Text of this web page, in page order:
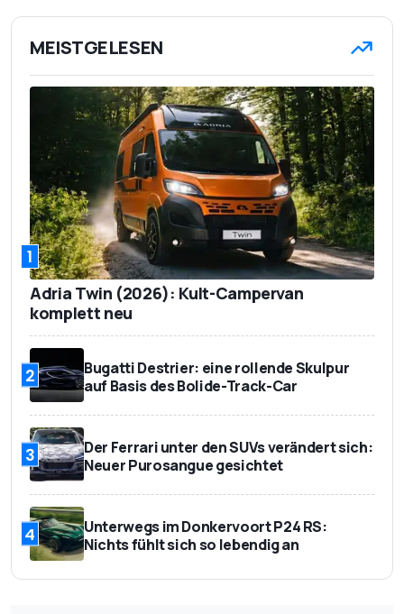
MEISTGELESEN
1
Adria Twin (2026): Kult-Campervan
komplett neu
2
Bugatti Destrier: eine rollende Skulpur
auf Basis des Bolide-Track-Car
3
Der Ferrari unter den SUVs verändert sich:
Neuer Purosangue gesichtet
4
Unterwegs im Donkervoort P24 RS:
Nichts fühlt sich so lebendig an